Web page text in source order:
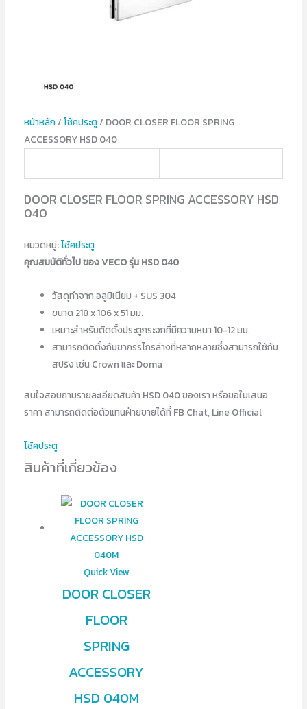
หน้าหลัก/ โช้คประตู/ DOOR CLOSER FLOOR SPRING
ACCESSORY HSD 040
DOOR CLOSER FLOOR SPRING ACCESSORY HSD
040
หมวดหมู่:โช้คประตู
คุณสมบัติทั่วไป ของ VECO รุ่น HSD 040
วัสดุทำจาก อลูมิเนียม + SUS 304
ขนาด 218 x 106 x 51 มม.
เหมาะสำหรับติดตั้งประตูกระจกที่มีความหนา 10-12 มม.
สามารถติดตั้งกับขากรรไกรล่างที่หลากหลายซึ่งสามารถใช้กับ
สปริง เช่น Crown และ Doma
สนใจสอบถามรายละเอียดสินค้า HSD 040 ของเรา หรือขอใบเสนอ
ราคา สามารถติดต่อตัวแทนฝ่ายขายได้ที่ FB Chat, Line Official
โช้คประตู
สินค้าที่เกี่ยวข้อง
Quick View
DOOR CLOSER
FLOOR
SPRING
ACCESSORY
HSD 040M